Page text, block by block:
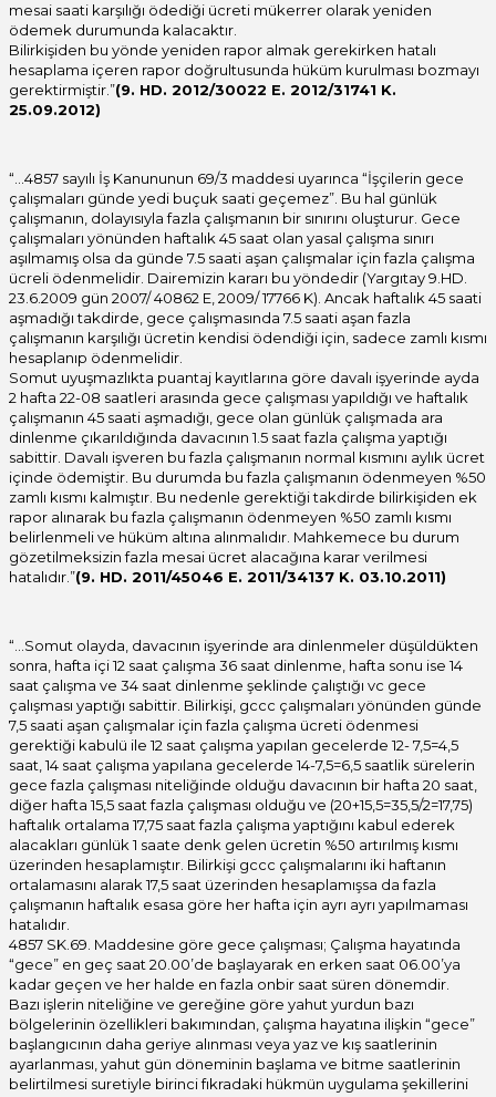
mesai saati karşılığı ödediği ücreti mükerrer olarak yeniden
ödemek durumunda kalacaktır.
Bilirkişiden bu yönde yeniden rapor almak gerekirken hatalı
hesaplama içeren rapor doğrultusunda hüküm kurulması bozmayı
gerektirmiştir.”(9. HD. 2012/30022 E. 2012/31741 K.
25.09.2012)
“…4857 sayılı İş Kanununun 69/3 maddesi uyarınca “İşçilerin gece
çalışmaları günde yedi buçuk saati geçemez”. Bu hal günlük
çalışmanın, dolayısıyla fazla çalışmanın bir sınırını oluşturur. Gece
çalışmaları yönünden haftalık 45 saat olan yasal çalışma sınırı
aşılmamış olsa da günde 7.5 saati aşan çalışmalar için fazla çalışma
ücreli ödenmelidir. Dairemizin kararı bu yöndedir (Yargıtay 9.HD.
23.6.2009 gün 2007/ 40862 E, 2009/ 17766 K). Ancak haftalık 45 saati
aşmadığı takdirde, gece çalışmasında 7.5 saati aşan fazla
çalışmanın karşılığı ücretin kendisi ödendiği için, sadece zamlı kısmı
hesaplanıp ödenmelidir.
Somut uyuşmazlıkta puantaj kayıtlarına göre davalı işyerinde ayda
2 hafta 22-08 saatleri arasında gece çalışması yapıldığı ve haftalık
çalışmanın 45 saati aşmadığı, gece olan günlük çalışmada ara
dinlenme çıkarıldığında davacının 1.5 saat fazla çalışma yaptığı
sabittir. Davalı işveren bu fazla çalışmanın normal kısmını aylık ücret
içinde ödemiştir. Bu durumda bu fazla çalışmanın ödenmeyen %50
zamlı kısmı kalmıştır. Bu nedenle gerektiği takdirde bilirkişiden ek
rapor alınarak bu fazla çalışmanın ödenmeyen %50 zamlı kısmı
belirlenmeli ve hüküm altına alınmalıdır. Mahkemece bu durum
gözetilmeksizin fazla mesai ücret alacağına karar verilmesi
hatalıdır.”(9. HD. 2011/45046 E. 2011/34137 K. 03.10.2011)
“…Somut olayda, davacının işyerinde ara dinlenmeler düşüldükten
sonra, hafta içi 12 saat çalışma 36 saat dinlenme, hafta sonu ise 14
saat çalışma ve 34 saat dinlenme şeklinde çalıştığı vc gece
çalışması yaptığı sabittir. Bilirkişi, gccc çalışmaları yönünden günde
7,5 saati aşan çalışmalar için fazla çalışma ücreti ödenmesi
gerektiği kabulü ile 12 saat çalışma yapılan gecelerde 12- 7,5=4,5
saat, 14 saat çalışma yapılana gecelerde 14-7,5=6,5 saatlik sürelerin
gece fazla çalışması niteliğinde olduğu davacının bir hafta 20 saat,
diğer hafta 15,5 saat fazla çalışması olduğu ve (20+15,5=35,5/2=17,75)
haftalık ortalama 17,75 saat fazla çalışma yaptığını kabul ederek
alacakları günlük 1 saate denk gelen ücretin %50 artırılmış kısmı
üzerinden hesaplamıştır. Bilirkişi gccc çalışmalarını iki haftanın
ortalamasını alarak 17,5 saat üzerinden hesaplamışsa da fazla
çalışmanın haftalık esasa göre her hafta için ayrı ayrı yapılmaması
hatalıdır.
4857 SK.69. Maddesine göre gece çalışması; Çalışma hayatında
“gece” en geç saat 20.00’de başlayarak en erken saat 06.00’ya
kadar geçen ve her halde en fazla onbir saat süren dönemdir.
Bazı işlerin niteliğine ve gereğine göre yahut yurdun bazı
bölgelerinin özellikleri bakımından, çalışma hayatına ilişkin “gece”
başlangıcının daha geriye alınması veya yaz ve kış saatlerinin
ayarlanması, yahut gün döneminin başlama ve bitme saatlerinin
belirtilmesi suretiyle birinci fıkradaki hükmün uygulama şekillerini